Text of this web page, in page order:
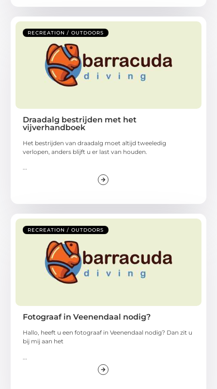
RECREATION / OUTDOORS
Draadalg bestrijden met het
vijverhandboek
Het bestrijden van draadalg moet altijd tweeledig
verlopen, anders blijft u er last van houden.
...
RECREATION / OUTDOORS
Fotograaf in Veenendaal nodig?
Hallo, heeft u een fotograaf in Veenendaal nodig? Dan zit u
bij mij aan het